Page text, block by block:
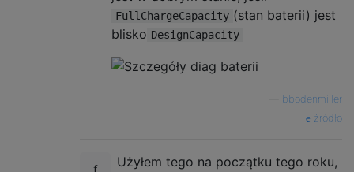
FullChargeCapacity (stan baterii) jest
blisko DesignCapacity
bbodenmiller
źródło
Użyłem tego na początku tego roku,